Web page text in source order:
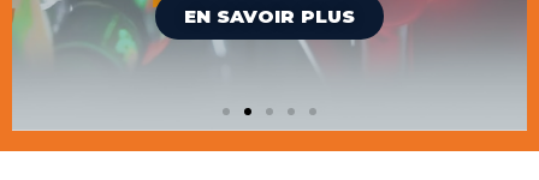
EN SAVOIR PLUS
EN SAVOIR PLUS
EN SAVOIR PLUS
EN SAVOIR PLUS
EN SAVOIR PLUS
EN SAVOIR PLUS